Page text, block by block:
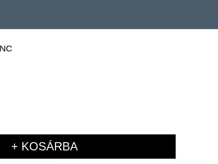
+ KOSÁRBA